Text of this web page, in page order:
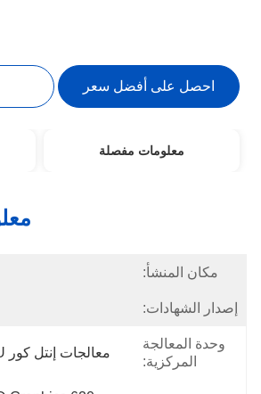
احصل على أفضل سعر
معلومات مفصلة
مكان المنشأ:
إصدار الشهادات:
وحدة المعالجة
المركزية:
معالجات إنتل كور I5-7200U/i3-7100U